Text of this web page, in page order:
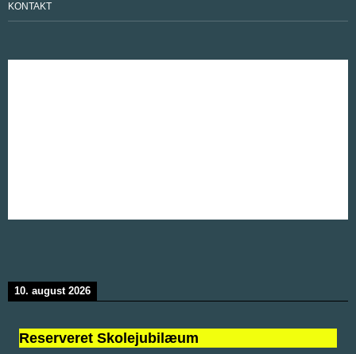
KONTAKT
10. august 2026
Reserveret Skolejubilæum